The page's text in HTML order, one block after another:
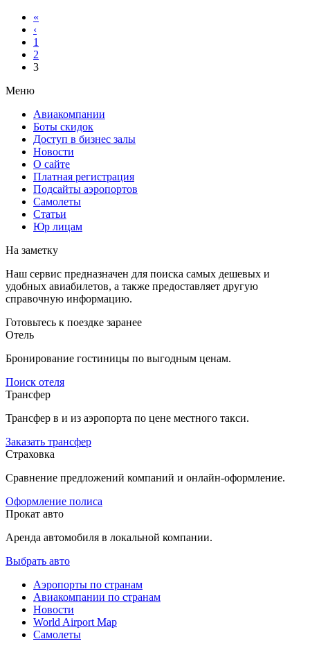
«
‹
1
2
3
Меню
Авиакомпании
Боты скидок
Доступ в бизнес залы
Новости
О сайте
Платная регистрация
Подсайты аэропортов
Самолеты
Статьи
Юр лицам
На заметку
Наш сервис предназначен для поиска самых дешевых и
удобных авиабилетов, а также предоставляет другую
справочную информацию.
Готовьтесь к поездке заранее
Отель
Бронирование гостиницы по выгодным ценам.
Поиск отеля
Трансфер
Трансфер в и из аэропорта по цене местного такси.
Заказать трансфер
Страховка
Сравнение предложений компаний и онлайн-оформление.
Оформление полиса
Прокат авто
Аренда автомобиля в локальной компании.
Выбрать авто
Аэропорты по странам
Авиакомпании по странам
Новости
World Airport Map
Самолеты